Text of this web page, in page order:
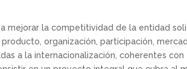
mejorar la competitividad de la entidad
organización, participación,
a la internacionalización, coherentes con